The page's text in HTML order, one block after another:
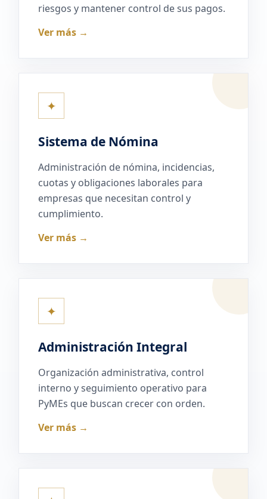
riesgos y mantener control de sus pagos.
Ver más →
✦
Sistema de Nómina
Administración de nómina, incidencias,
cuotas y obligaciones laborales para
empresas que necesitan control y
cumplimiento.
Ver más →
✦
Administración Integral
Organización administrativa, control
interno y seguimiento operativo para
PyMEs que buscan crecer con orden.
Ver más →